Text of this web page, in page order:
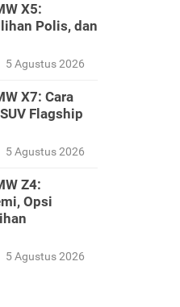
X5:
Polis, dan
5 Agustus 2026
X7: Cara
Flagship
5 Agustus 2026
Z4:
Opsi
5 Agustus 2026